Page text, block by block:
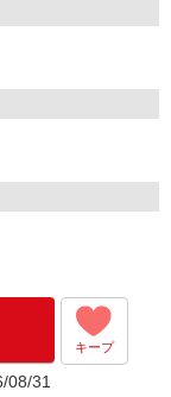
キープ
08/31